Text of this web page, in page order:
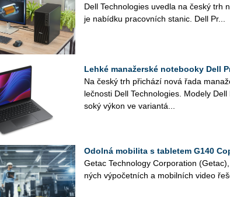
Dell Tech­no­lo­gies uved­la na český trh
je na­bíd­ku pra­cov­ních sta­nic. Dell Pr...
Lehké manažerské notebooky Dell
Na český trh při­chá­zí nová řada
leč­nos­ti Dell Tech­no­lo­gies. Mo­de­ly
so­ký výkon ve va­ri­an­tá...
Odolná mobilita s tabletem G140
Getac Tech­no­lo­gy Cor­po­rati­on
ných vý­po­čet­ních a mo­bil­ních video